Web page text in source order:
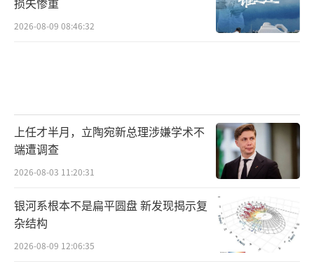
2026-08-09 08:46:32
上任才半月，立陶宛新总理涉嫌学术不
端遭调查
2026-08-03 11:20:31
银河系根本不是扁平圆盘 新发现揭示复
杂结构
2026-08-09 12:06:35